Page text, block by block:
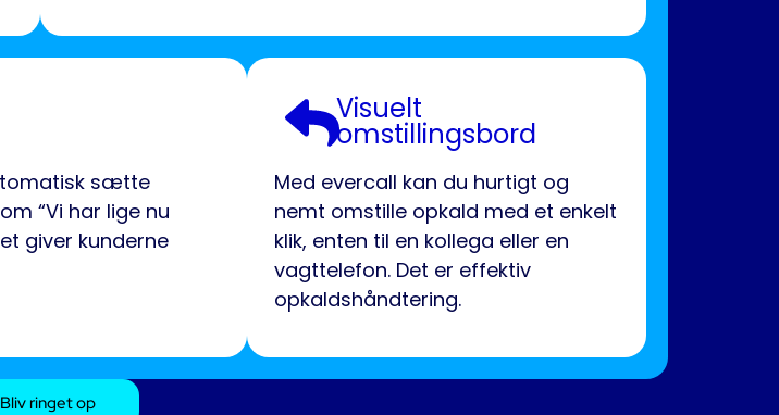
sætte
“Vi har lige nu
giver kunderne
Visuelt
omstillingsbord
Med evercall kan du hurtigt og
nemt omstille opkald med et enkelt
klik, enten til en kollega eller en
vagttelefon. Det er effektiv
opkaldshåndtering.
Bliv ringet op